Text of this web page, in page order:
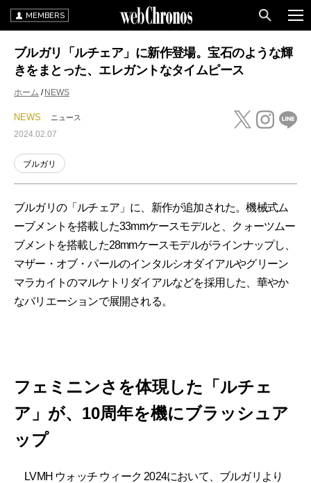
MEMBERS
ブルガリ「ルチェア」に新作登場。宝石のような輝
きをまとった、エレガントなタイムピース
ホーム NEWS
NEWS ニュース
2024.02.07
ブルガリ
ブルガリの「ルチェア」に、新作が追加された。機械式ム
ーブメントを搭載した33mmケースモデルと、クォーツムー
ブメントを搭載した28mmケースモデルがラインナップし、
マザー・オブ・パールのインタルシオダイアルやグリーン
マラカイトのマルケトリダイアルなどを採用した、華やか
なバリエーションで展開される。
フェミニンさを体現した「ルチェ
ア」が、10周年を機にブラッシュア
ップ
LVMH ウォッチ ウィーク 2024において、ブルガリより